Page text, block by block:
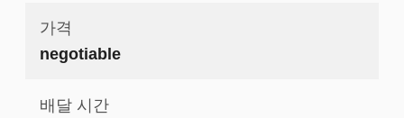
가격
negotiable
배달 시간